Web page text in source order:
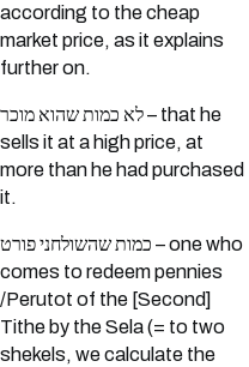
according to the cheap
market price, as it explains
further on.
לא כמות שהוא מוכר – that he
sells it at a high price, at
more than he had purchased
it.
כמות שהשולחני פורט – one who
comes to redeem pennies
/Perutot of the [Second]
Tithe by the Sela (= to two
shekels, we calculate the